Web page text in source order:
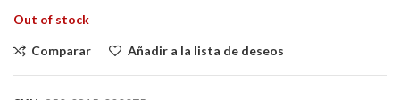
Out of stock
Comparar Añadir a la lista de deseos